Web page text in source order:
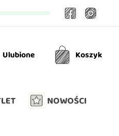
Facebook
Ulubione KoszykKoszyk
NOWOŚCI